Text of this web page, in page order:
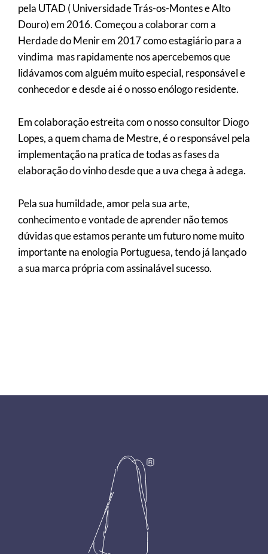
pela UTAD ( Universidade Trás-os-Montes e Alto
Douro) em 2016. Começou a colaborar com a
Herdade do Menir em 2017 como estagiário para a
vindima mas rapidamente nos apercebemos que
lidávamos com alguém muito especial, responsável e
conhecedor e desde ai é o nosso enólogo residente.
Em colaboração estreita com o nosso consultor Diogo
Lopes, a quem chama de Mestre, é o responsável pela
implementação na pratica de todas as fases da
elaboração do vinho desde que a uva chega à adega.
Pela sua humildade, amor pela sua arte,
conhecimento e vontade de aprender não temos
dúvidas que estamos perante um futuro nome muito
importante na enologia Portuguesa, tendo já lançado
a sua marca própria com assinalável sucesso.